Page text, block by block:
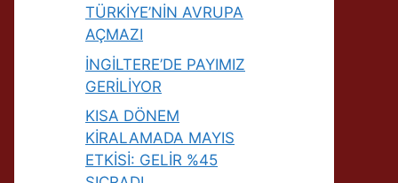
TÜRKİYE’NİN AVRUPA
AÇMAZI
İNGİLTERE’DE PAYIMIZ
GERİLİYOR
KISA DÖNEM
KİRALAMADA MAYIS
ETKİSİ: GELİR %45